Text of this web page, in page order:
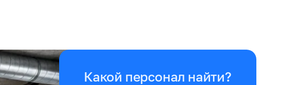
Какой персонал найти?